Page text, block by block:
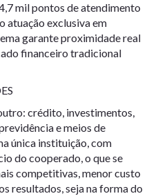
mil pontos de atendimento
atuação exclusiva em
garante proximidade real
financeiro tradicional
crédito, investimentos,
e meios de
única instituição, com
do cooperado, o que se
competitivas, menor custo
resultados, seja na forma do